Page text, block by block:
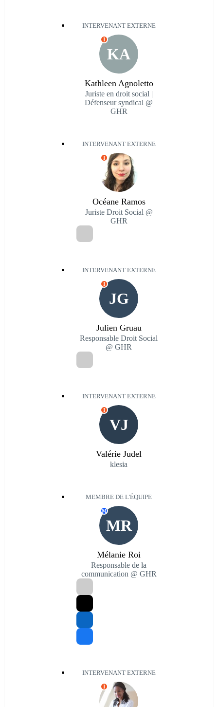
INTERVENANT EXTERNE
KA
I
Kathleen Agnoletto
Juriste en droit social |
Défenseur syndical @
GHR
INTERVENANT EXTERNE
I
Océane Ramos
Juriste Droit Social @
GHR
INTERVENANT EXTERNE
JG
I
Julien Gruau
Responsable Droit Social
@ GHR
INTERVENANT EXTERNE
VJ
I
Valérie Judel
klesia
MEMBRE DE L'ÉQUIPE
MR
M
Mélanie Roi
Responsable de la
communication @ GHR
INTERVENANT EXTERNE
I